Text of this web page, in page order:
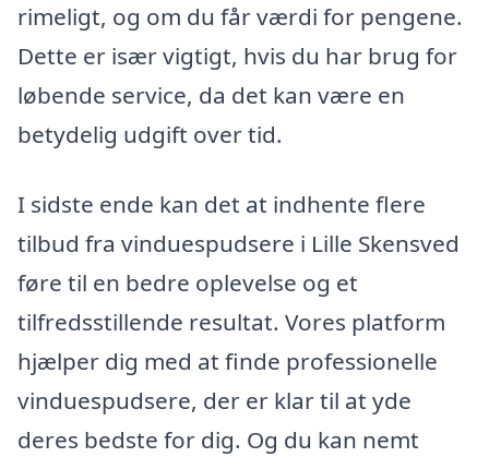
rimeligt, og om du får værdi for pengene.
Dette er især vigtigt, hvis du har brug for
løbende service, da det kan være en
betydelig udgift over tid.
I sidste ende kan det at indhente flere
tilbud fra vinduespudsere i Lille Skensved
føre til en bedre oplevelse og et
tilfredsstillende resultat. Vores platform
hjælper dig med at finde professionelle
vinduespudsere, der er klar til at yde
deres bedste for dig. Og du kan nemt